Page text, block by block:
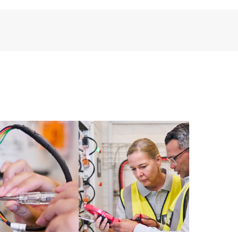
opérationnelle et l’optimisation des